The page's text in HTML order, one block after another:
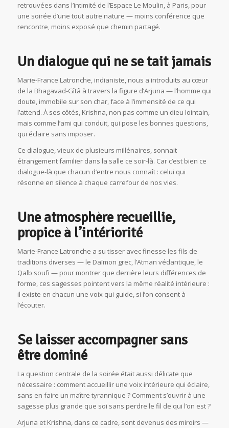
retrouvées dans l’intimité de l’Espace Le Moulin, à Paris, pour
une soirée d’une tout autre nature — moins conférence que
rencontre, moins exposé que chemin partagé.
Un dialogue qui ne se tait jamais
Marie-France Latronche, indianiste, nous a introduits au cœur
de la Bhagavad-Gîtâ à travers la figure d’Arjuna — l’homme qui
doute, immobile sur son char, face à l’immensité de ce qui
l’attend. À ses côtés, Krishna, non pas comme un dieu lointain,
mais comme l’ami qui conduit, qui pose les bonnes questions,
qui éclaire sans imposer.
Ce dialogue, vieux de plusieurs millénaires, sonnait
étrangement familier dans la salle ce soir-là. Car c’est bien ce
dialogue-là que chacun d’entre nous connaît : celui qui
résonne en silence à chaque carrefour de nos vies.
Une atmosphère recueillie,
propice à l’intériorité
Marie-France Latronche a su tisser avec finesse les fils de
traditions diverses — le Daïmon grec, l’Atman védantique, le
Qalb soufi — pour montrer que derrière leurs différences de
forme, ces sagesses pointent vers la même réalité intérieure :
il existe en chacun une voix qui guide, si l’on consent à
l’écouter.
Se laisser accompagner sans
être dominé
La question centrale de la soirée était aussi délicate que
nécessaire : comment accueillir une voix intérieure qui éclaire,
sans en faire un maître tyrannique ? Comment s’ouvrir à une
sagesse plus grande que soi sans perdre le fil de qui l’on est ?
Arjuna et Krishna, dans ce cadre, sont devenus des miroirs —